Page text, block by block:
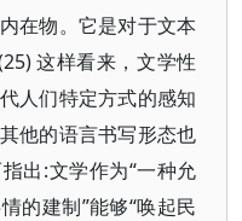
在物。它是对于文本
这样看来，文学性
人们特定方式的感知
他的语言书写形态也
出:文学作为“一种允
的建制”能够“唤起民